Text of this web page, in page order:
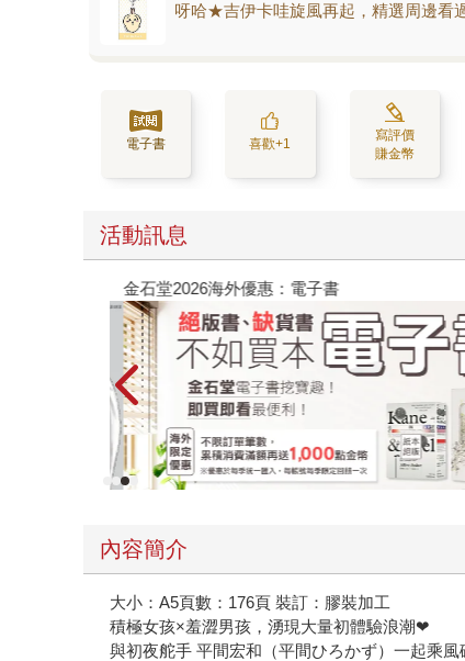
呀哈★吉伊卡哇旋風再起，精選周邊看
電子書 喜歡+1
寫評價
賺金幣
活動訊息
金石堂2026海外優惠：電子書
內容簡介
大小：A5頁數：176頁 裝訂：膠裝加工
積極女孩×羞澀男孩，湧現大量初體驗浪潮❤
與初夜舵手 平間宏和（平間ひろかず）一起乘風